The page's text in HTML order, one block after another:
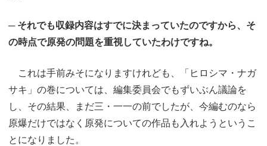
─ それでも収録内容はすでに決まっていたのですから、そ
の時点で原発の問題を重視していたわけですね。
これは手前みそになりますけれども、「ヒロシマ・ナガ
サキ」の巻については、編集委員会でもずいぶん議論を
し、その結果、まだ三・一一の前でしたが、今編むのなら
原爆だけではなく原発についての作品も入れようというこ
とになりました。